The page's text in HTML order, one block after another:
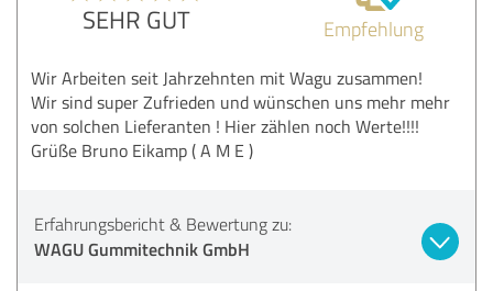
SEHR GUT Empfehlung
Wir Arbeiten seit Jahrzehnten mit Wagu zusammen!
Wir sind super Zufrieden und wünschen uns mehr mehr
von solchen Lieferanten ! Hier zählen noch Werte!!!!
Grüße Bruno Eikamp ( A M E )
Erfahrungsbericht & Bewertung zu:
WAGU Gummitechnik GmbH